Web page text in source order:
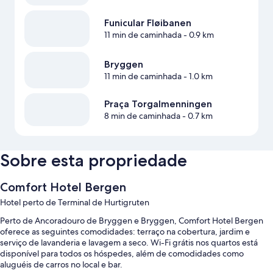
Funicular Fløibanen
11 min de caminhada- 0.9 km
Bryggen
11 min de caminhada- 1.0 km
Praça Torgalmenningen
8 min de caminhada- 0.7 km
Sobre esta propriedade
Comfort Hotel Bergen
Hotel perto de Terminal de Hurtigruten
Perto de Ancoradouro de Bryggen e Bryggen, Comfort Hotel Bergen
oferece as seguintes comodidades: terraço na cobertura, jardim e
serviço de lavanderia e lavagem a seco. Wi-Fi grátis nos quartos está
disponível para todos os hóspedes, além de comodidades como
aluguéis de carros no local e bar.